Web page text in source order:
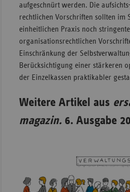
aufgeschnürt werden. Die aufsichts-
rechtlichen Vorschriften sollten im
einheitlichen Praxis noch
organisationsrechtlichen
Einschränkung der
Berücksichtigung einer stärkeren
der Einzelkassen praktikabler
Weitere Artikel aus
magazin. 6. Ausgabe